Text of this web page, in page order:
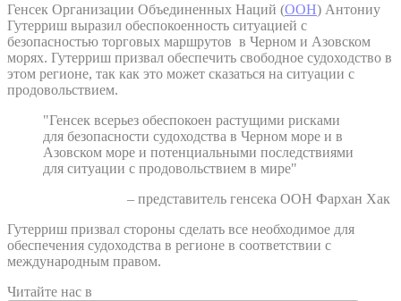
Генсек Организации Объединенных Наций (ООН) Антониу
Гутерриш выразил обеспокоенность ситуацией с
безопасностью торговых маршрутов в Черном и Азовском
морях. Гутерриш призвал обеспечить свободное судоходство в
этом регионе, так как это может сказаться на ситуации с
продовольствием.
"Генсек всерьез обеспокоен растущими рисками
для безопасности судоходства в Черном море и в
Азовском море и потенциальными последствиями
для ситуации с продовольствием в мире"
– представитель генсека ООН Фархан Хак
Гутерриш призвал стороны сделать все необходимое для
обеспечения судоходства в регионе в соответствии с
международным правом.
Читайте нас в